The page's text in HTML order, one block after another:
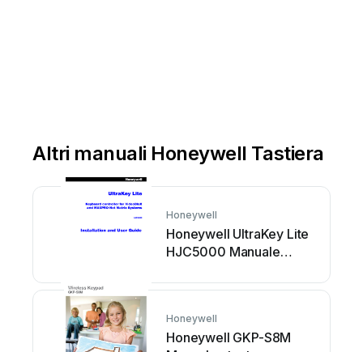
Altri manuali Honeywell Tastiera
Honeywell
Honeywell UltraKey Lite
HJC5000 Manuale
Honeywell
Honeywell GKP-S8M